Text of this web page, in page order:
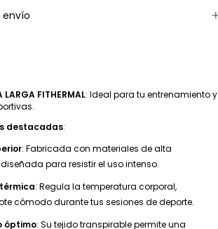
envío
LARGA FITHERMAL: Ideal para tu entrenamiento y
destacadas:
: Fabricada con materiales de alta
para resistir el uso intenso.
: Regula la temperatura corporal,
cómodo durante tus sesiones de deporte.
óptimo: Su tejido transpirable permite una